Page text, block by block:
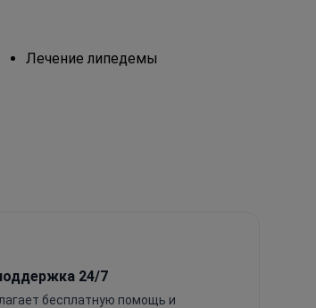
Лечение липедемы
24/7
бесплатную помощь и